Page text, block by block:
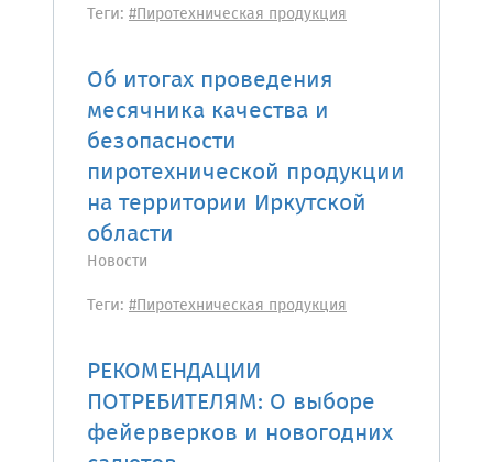
Теги: #Пиротехническая продукция
Об итогах проведения
месячника качества и
безопасности
пиротехнической продукции
на территории Иркутской
области
Новости
Теги: #Пиротехническая продукция
РЕКОМЕНДАЦИИ
ПОТРЕБИТЕЛЯМ: О выборе
фейерверков и новогодних